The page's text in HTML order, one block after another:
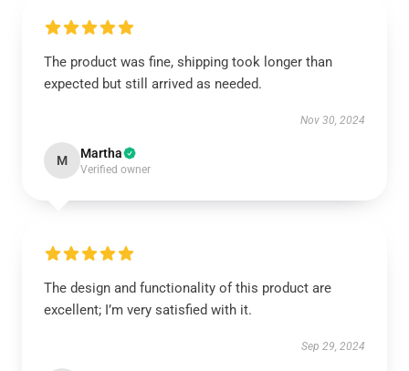
The product was fine, shipping took longer than
expected but still arrived as needed.
Nov 30, 2024
M Martha
Verified owner
The design and functionality of this product are
excellent; I’m very satisfied with it.
Sep 29, 2024